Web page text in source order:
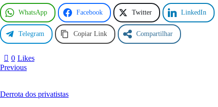
n
ç
a
r
n
c
q
WhatsApp Facebook Twitter LinkedIn
Telegram Copiar Link Compartilhar
0 Likes
Navegação
Previous
Derrota dos privatistas